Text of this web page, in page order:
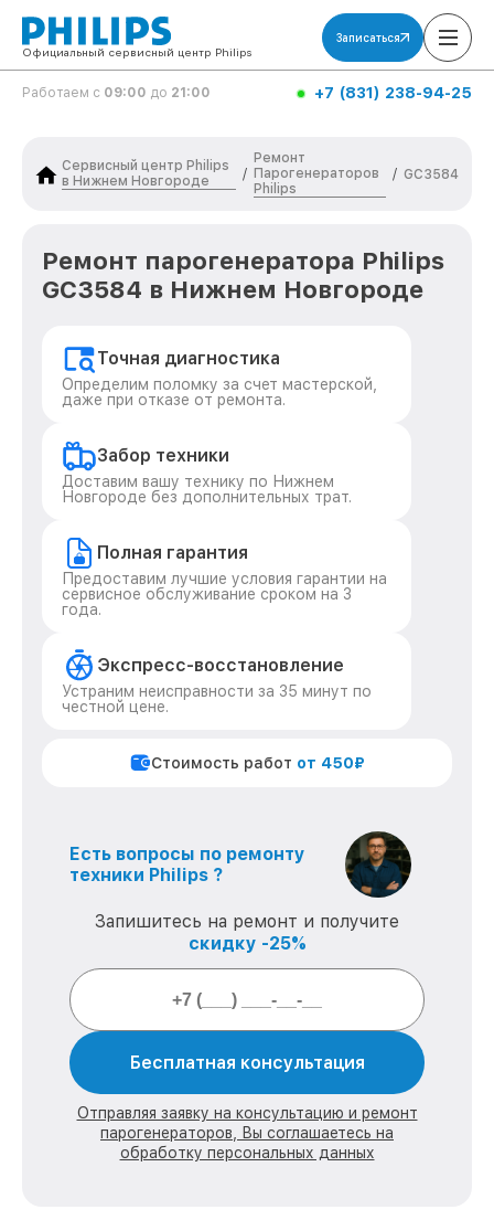
Официальный сервисный центр Philips
Записаться
Работаем с 09:00 до 21:00 +7 (831) 238-94-25
Сервисный центр Philips
в Нижнем Новгороде
/
Ремонт
Парогенераторов
Philips
/ GC3584
Ремонт парогенератора Philips
GC3584 в Нижнем Новгороде
Точная диагностика
Определим поломку за счет мастерской,
даже при отказе от ремонта.
Забор техники
Доставим вашу технику по Нижнем
Новгороде без дополнительных трат.
Полная гарантия
Предоставим лучшие условия гарантии на
сервисное обслуживание сроком на 3
года.
Экспресс-восстановление
Устраним неисправности за 35 минут по
честной цене.
Стоимость работ от 450₽
Есть вопросы по ремонту
техники Philips ?
Запишитесь на ремонт и получите
скидку -25%
Бесплатная консультация
Отправляя заявку на консультацию и ремонт
парогенераторов, Вы соглашаетесь на
обработку персональных данных